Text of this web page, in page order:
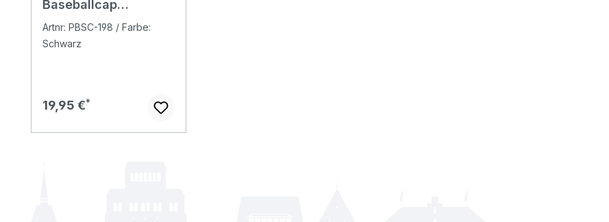
Baseballcap
Artnr: PBSC-198 / Farbe:
Schwarz
Regulärer Preis:
19,95 €